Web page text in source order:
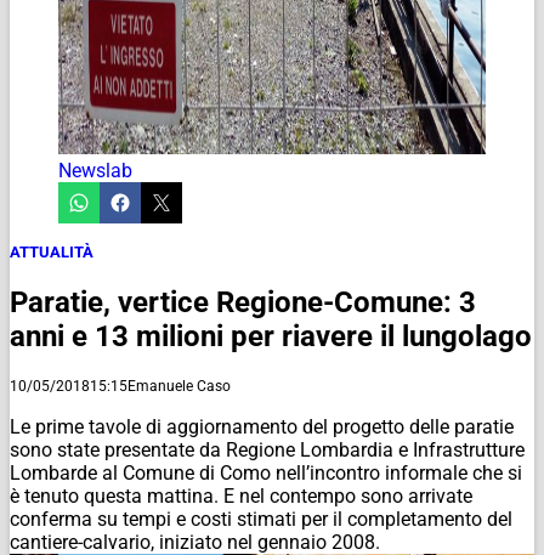
Newslab
ATTUALITÀ
Paratie, vertice Regione-Comune: 3
anni e 13 milioni per riavere il lungolago
10/05/201815:15Emanuele Caso
Le prime tavole di aggiornamento del progetto delle paratie
sono state presentate da Regione Lombardia e Infrastrutture
Lombarde al Comune di Como nell’incontro informale che si
è tenuto questa mattina. E nel contempo sono arrivate
conferma su tempi e costi stimati per il completamento del
cantiere-calvario, iniziato nel gennaio 2008.